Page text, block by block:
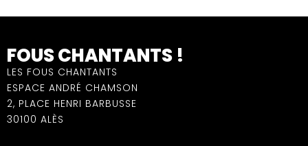
FOUS CHANTANTS !
LES FOUS CHANTANTS
ESPACE ANDRÉ CHAMSON
2, PLACE HENRI BARBUSSE
30100 ALÈS